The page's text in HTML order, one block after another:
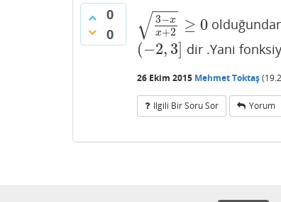
0
0
3−x
x+2
− −
−
√ ≥ 0
3 − xx+2 0
(−2, 3]
(−2,3] dir .Yani
26 Ekim 2015 Mehmet Toktaş(
Ilgili Bir Soru Sor Yorum